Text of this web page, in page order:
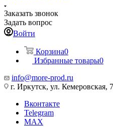
Заказать звонок
Задать вопрос
Войти
Корзина0
Избранные товары0
info@more-prod.ru
г. Иркутск, ул. Кемеровская,
Вконтакте
Telegram
MAX